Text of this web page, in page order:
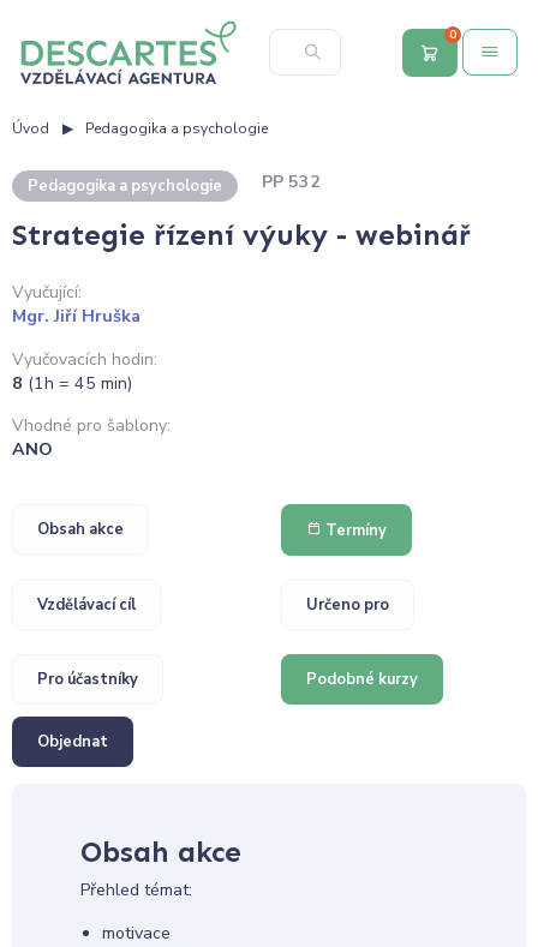
0
Úvod Pedagogika a psychologie
Pedagogika a psychologie PP 532
Strategie řízení výuky - webinář
Vyučující:
Mgr. Jiří Hruška
Vyučovacích hodin:
8 (1h = 45 min)
Vhodné pro šablony:
ANO
Obsah akce Termíny
Vzdělávací cíl Určeno pro
Pro účastníky Podobné kurzy
Objednat
Obsah akce
Přehled témat:
motivace